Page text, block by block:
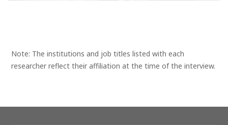
Note: The institutions and job titles listed with each
researcher reflect their affiliation at the time of the interview.